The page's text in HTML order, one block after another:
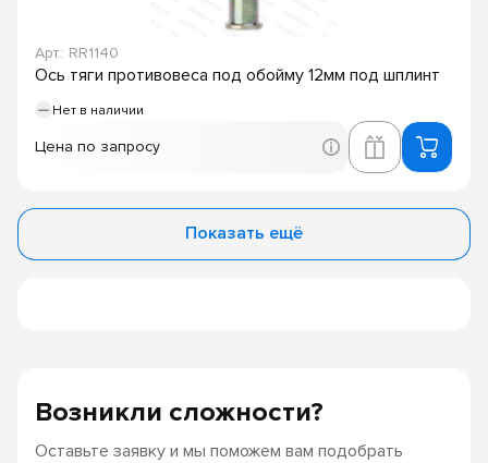
Арт.: RR1140
Ось тяги противовеса под обойму 12мм под шплинт
Нет в наличии
Цена по запросу
Показать ещё
Возникли сложности?
Оставьте заявку и мы поможем вам подобрать